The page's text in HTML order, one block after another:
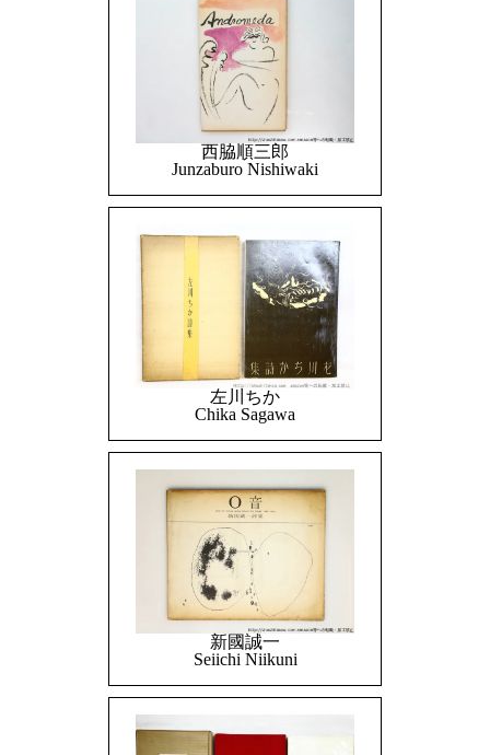
西脇順三郎
Junzaburo Nishiwaki
左川ちか
Chika Sagawa
新國誠一
Seiichi Niikuni